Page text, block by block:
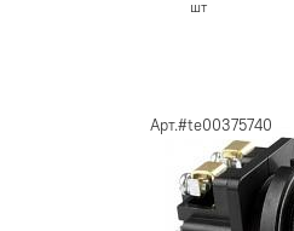
шт
Арт.#te00375740